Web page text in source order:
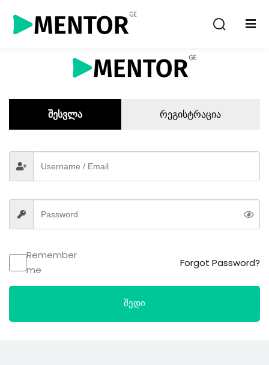
შესვლა რეგისტრაცია
Remember
me
Forgot Password?
შედი
Sign in
Sign in
Don’t have an account? Sign up
Remember me Lost your password?